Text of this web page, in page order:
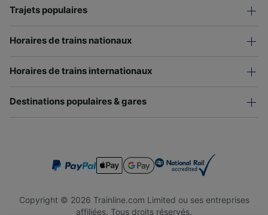
Trajets populaires
Horaires de trains nationaux
Horaires de trains internationaux
Destinations populaires & gares
Copyright © 2026 Trainline.com Limited ou ses entreprises
affiliées. Tous droits réservés.